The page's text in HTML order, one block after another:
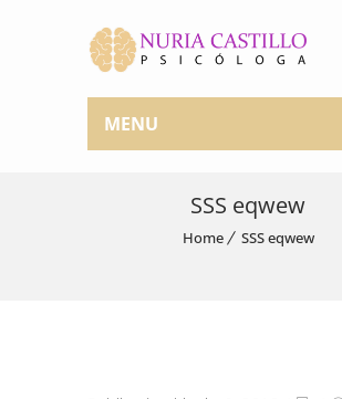
MENU
SSS eqwew
Home SSS eqwew